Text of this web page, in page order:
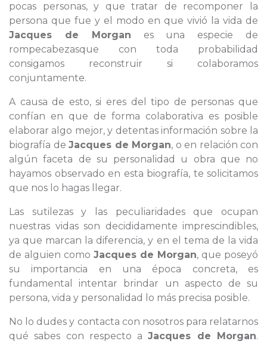
pocas personas, y que tratar de recomponer la
persona que fue y el modo en que vivió la vida de
Jacques de Morgan es una especie de
rompecabezasque con toda probabilidad
consigamos reconstruir si colaboramos
conjuntamente.
A causa de esto, si eres del tipo de personas que
confían en que de forma colaborativa es posible
elaborar algo mejor, y detentas información sobre la
biografía de Jacques de Morgan, o en relación con
algún faceta de su personalidad u obra que no
hayamos observado en esta biografía, te solicitamos
que nos lo hagas llegar.
Las sutilezas y las peculiaridades que ocupan
nuestras vidas son decididamente imprescindibles,
ya que marcan la diferencia, y en el tema de la vida
de alguien como Jacques de Morgan, que poseyó
su importancia en una época concreta, es
fundamental intentar brindar un aspecto de su
persona, vida y personalidad lo más precisa posible.
No lo dudes y contacta con nosotros para relatarnos
qué sabes con respecto aJacques de Morgan.